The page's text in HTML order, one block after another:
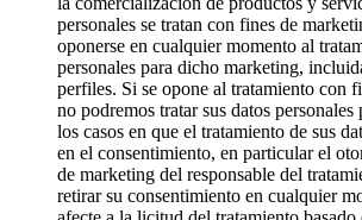
personales se tratan con fines de
oponerse en cualquier momento al
personales para dicho marketing,
perfiles. Si se opone al tratamiento con
no podremos tratar sus datos
los casos en que el tratamiento de sus
en el consentimiento, en particular el
de marketing del responsable del
retirar su consentimiento en cualquier